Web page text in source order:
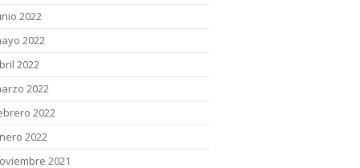
2022
2022
2022
2022
2022
2022
2021